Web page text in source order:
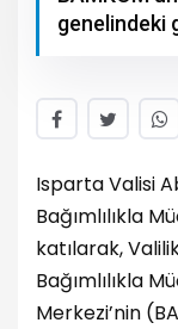
genelindeki
Isparta Valisi
Bağımlılıkla
katılarak,
Bağımlılıkla
Merkezi’nin